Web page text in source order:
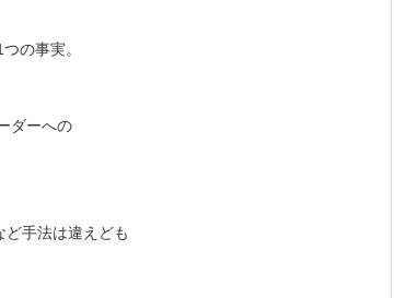
の事実。
ダーへの
手法は違えども